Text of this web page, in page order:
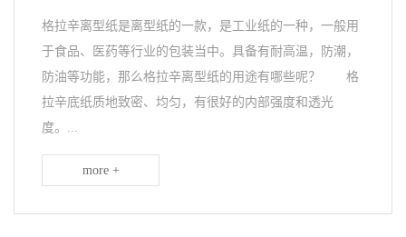
格拉辛离型纸是离型纸的一款，是工业纸的一种，一般用
于食品、医药等行业的包装当中。具备有耐高温，防潮，
防油等功能，那么格拉辛离型纸的用途有哪些呢？ 格
拉辛底纸质地致密、均匀，有很好的内部强度和透光
度。...
more +